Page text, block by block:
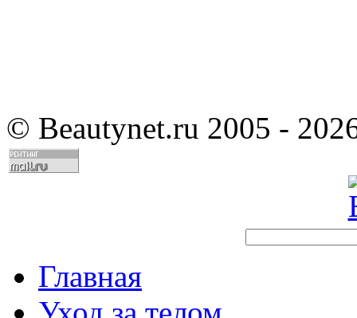
© Beautynet.ru 2005 -
Главная